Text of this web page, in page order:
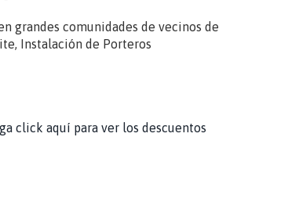
grandes comunidades de vecinos de
Instalación de Porteros
click aquí para ver los descuentos